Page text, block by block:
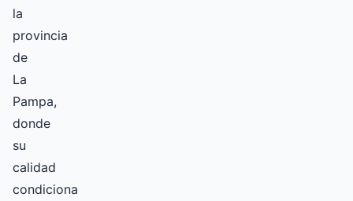
la
provincia
de
La
Pampa,
donde
su
calidad
condiciona